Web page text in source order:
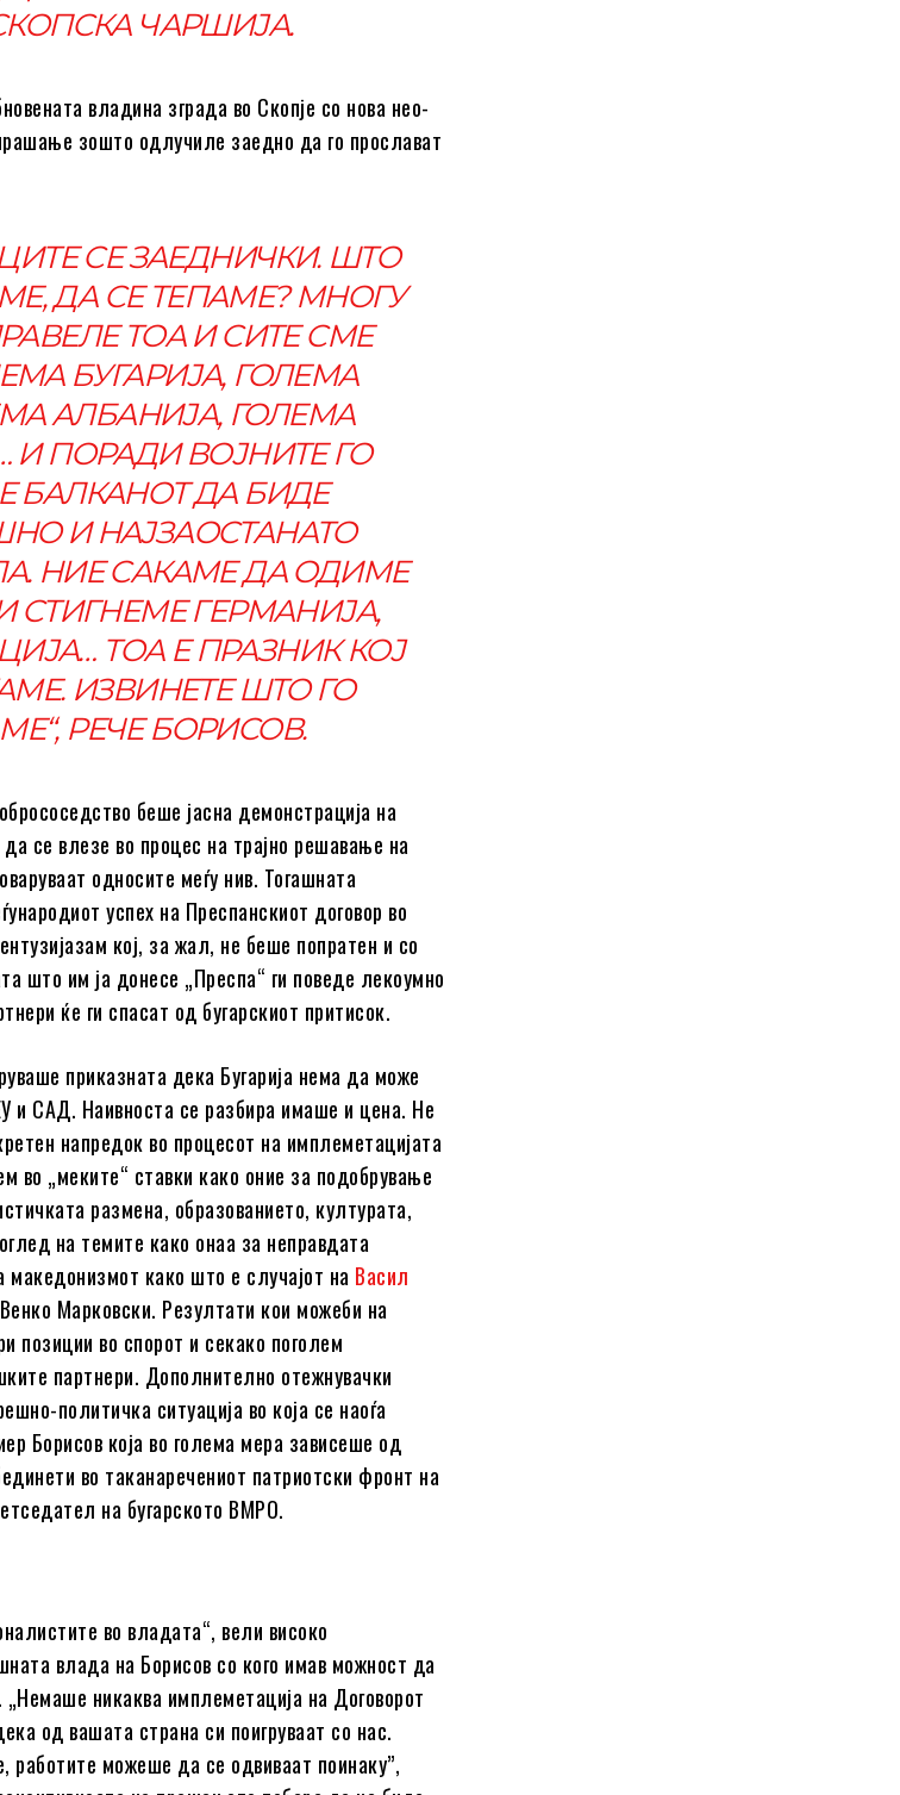
ЧАРШИЈА.
владина зграда во Скопје со нова нео-
зошто одлучиле заедно да го прослават
СЕ ЗАЕДНИЧКИ. ШТО
ДА СЕ ТЕПАМЕ? МНОГУ
ТОА И СИТЕ СМЕ
БУГАРИЈА, ГОЛЕМА
АЛБАНИЈА, ГОЛЕМА
И ПОРАДИ ВОЈНИТЕ ГО
БАЛКАНОТ ДА БИДЕ
И НАЈЗАОСТАНАТО
НИЕ САКАМЕ ДА ОДИМЕ
СТИГНЕМЕ ГЕРМАНИЈА,
ТОА Е ПРАЗНИК КОЈ
ИЗВИНЕТЕ ШТО ГО
РЕЧЕ БОРИСОВ.
беше јасна демонстрација на
се влезе во процес на трајно решавање на
односите меѓу нив. Тогашната
успех на Преспанскиот договор во
кој, за жал, не беше попратен и со
што им ја донесе „Преспа“ ги поведе лекоумно
ќе ги спасат од бугарскиот притисок.
приказната дека Бугарија нема да може
и САД. Наивноста се разбира имаше и цена. Не
напредок во процесот на имплеметацијата
во „меките“ ставки како оние за подобрување
размена, образованието, културата,
на темите како онаа за неправдата
македонизмот како што е случајот на Васил
Марковски. Резултати кои можеби на
позиции во спорот и секако поголем
партнери. Дополнително отежнувачки
политичка ситуација во која се наоѓа
Борисов која во голема мера зависеше од
во таканаречениот патриотски фронт на
на бугарското ВМРО.
во владата“, вели високо
влада на Борисов со кого имав можност да
никаква имплеметација на Договорот
од вашата страна си поигруваат со нас.
работите можеше да се одвиваат поинаку”,